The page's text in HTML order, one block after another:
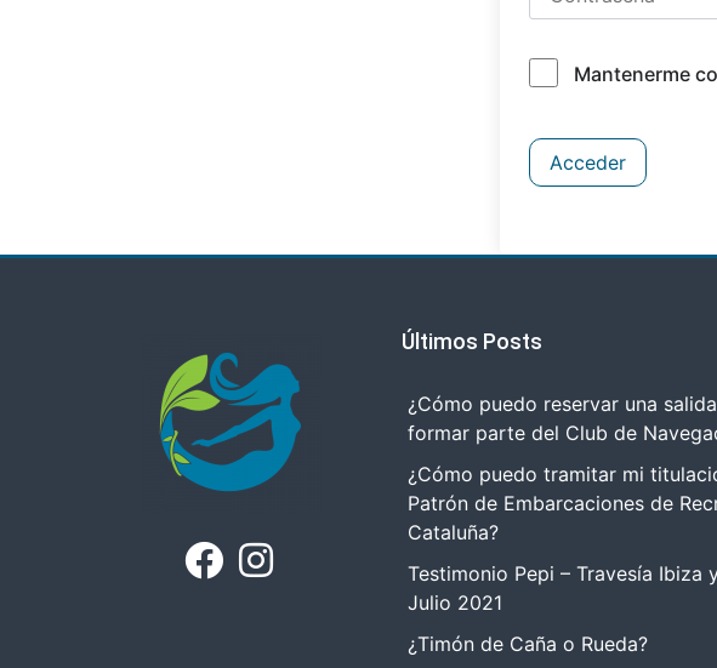
Mantenerme
Acceder
Últimos Posts
¿Cómo puedo reservar una
formar parte del Club de
¿Cómo puedo tramitar mi
Patrón de Embarcaciones de
Cataluña?
Testimonio Pepi – Travesía Ibiza
Julio 2021
¿Timón de Caña o Rueda?